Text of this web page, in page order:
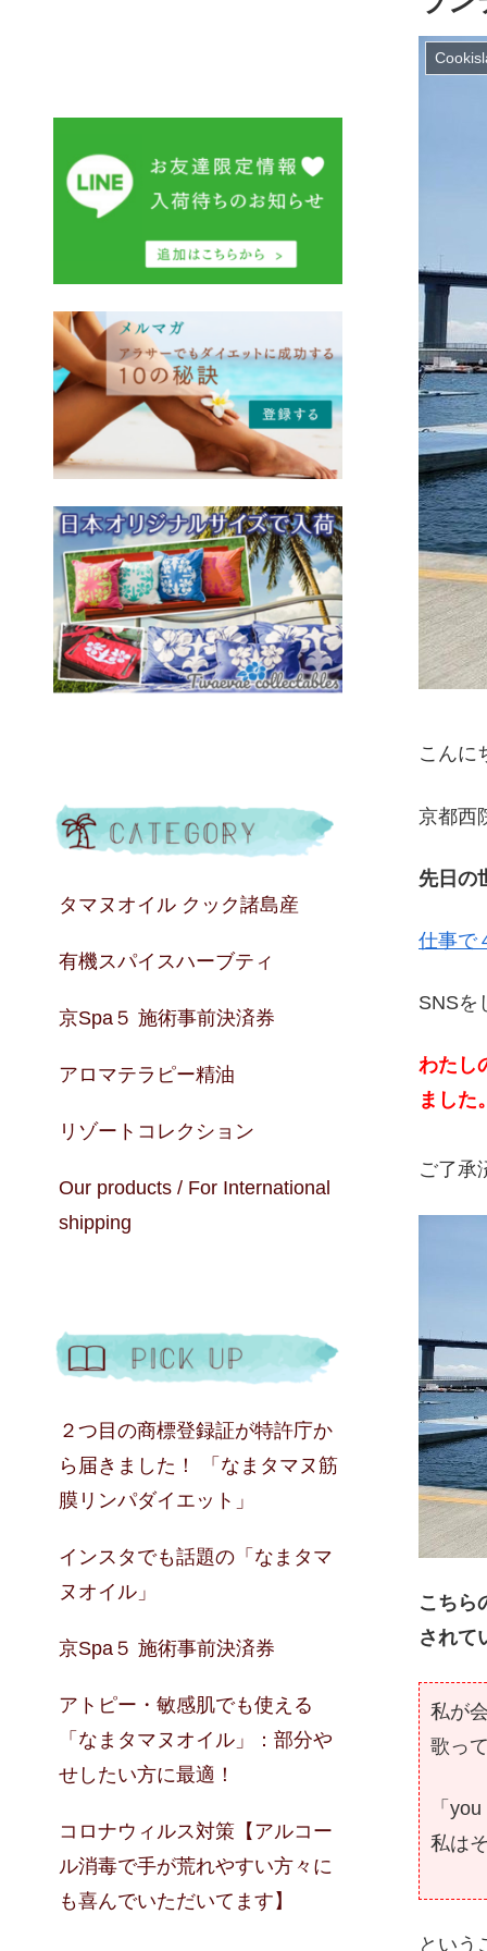
こんに
京都西
先日の
仕事で
SNSを
わたし
ました
ご了承
こちら
されて
私が
歌っ
「
私は
という
タマヌオイル クック諸島産
有機スパイスハーブティ
京Spa５ 施術事前決済券
アロマテラピー精油
リゾートコレクション
Our products / For International
shipping
２つ目の商標登録証が特許庁か
ら届きました！ 「なまタマヌ筋
膜リンパダイエット」
インスタでも話題の「なまタマ
ヌオイル」
京Spa５ 施術事前決済券
アトピー・敏感肌でも使える
「なまタマヌオイル」：部分や
せしたい方に最適！
コロナウィルス対策【アルコー
ル消毒で手が荒れやすい方々に
も喜んでいただいてます】